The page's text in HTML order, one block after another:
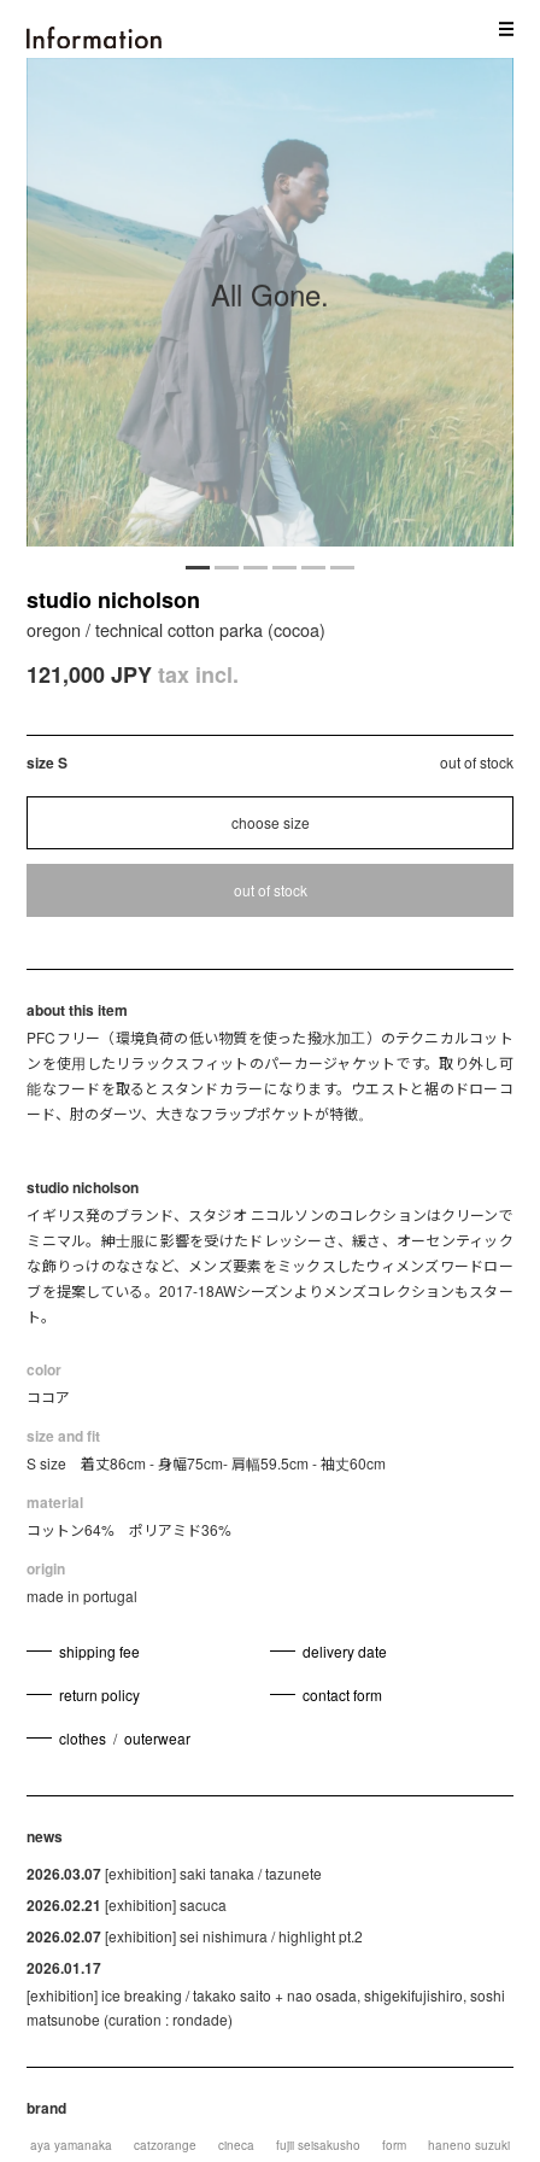
studio nicholson
oregon / technical cotton parka (cocoa)
121,000 JPYtax incl.
size S out of stock
out of stock
about this item
PFCフリー（環境負荷の低い物質を使った撥水加工）のテクニカルコット
ンを使用したリラックスフィットのパーカージャケットです。取り外し可
能なフードを取るとスタンドカラーになります。ウエストと裾のドローコ
ード、肘のダーツ、大きなフラップポケットが特徴。
studio nicholson
イギリス発のブランド、スタジオ ニコルソンのコレクションはクリーンで
ミニマル。紳士服に影響を受けたドレッシーさ、緩さ、オーセンティック
な飾りっけのなさなど、メンズ要素をミックスしたウィメンズワードロー
ブを提案している。2017-18AWシーズンよりメンズコレクションもスター
ト。
color
ココア
size and fit
S size 着丈86cm - 身幅75cm- 肩幅59.5cm - 袖丈60cm
material
コットン64% ポリアミド36%
origin
made in portugal
shipping fee delivery date
return policy contact form
clothes / outerwear
news
2026.03.07[exhibition] saki tanaka / tazunete
2026.02.21 [exhibition] sacuca
2026.02.07[exhibition] sei nishimura / highlight pt.2
2026.01.17
[exhibition] ice breaking / takako saito + nao osada, shigekifujishiro, soshi
matsunobe (curation : rondade)
brand
aya yamanaka catzorange cineca fujii seisakusho form
haneno suzuki